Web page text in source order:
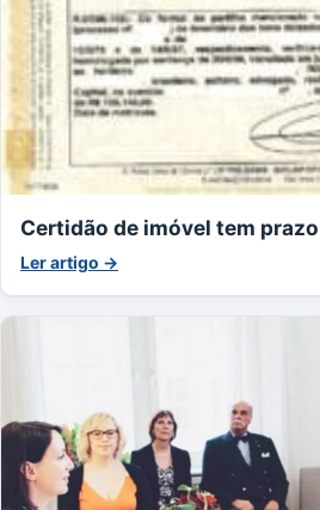
Certidão de imóvel tem
Ler artigo →